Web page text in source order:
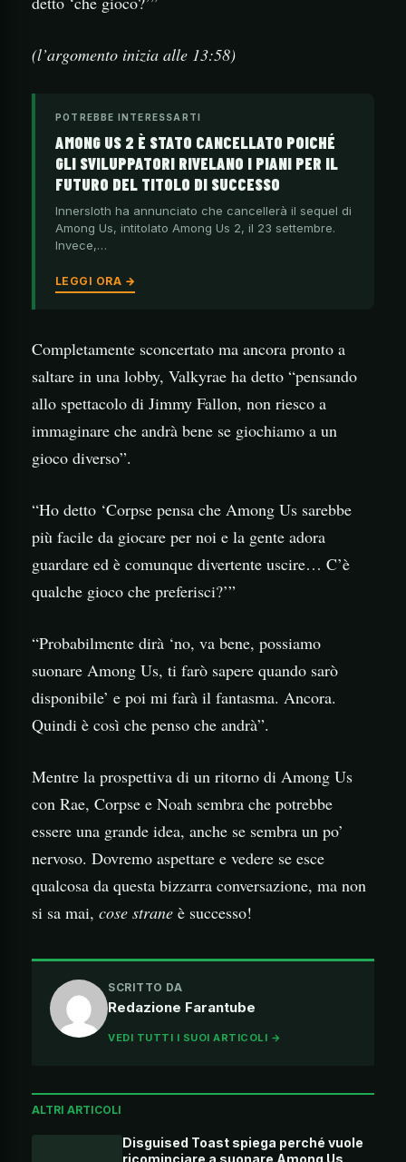
(l’argomento inizia alle 13:58)
POTREBBE INTERESSARTI
AMONG US 2 È STATO CANCELLATO POICHÉ
GLI SVILUPPATORI RIVELANO I PIANI PER IL
FUTURO DEL TITOLO DI SUCCESSO
Innersloth ha annunciato che cancellerà il sequel di
Among Us, intitolato Among Us 2, il 23 settembre.
Invece,…
LEGGI ORA →
Completamente sconcertato ma ancora pronto a
saltare in una lobby, Valkyrae ha detto “pensando
allo spettacolo di Jimmy Fallon, non riesco a
immaginare che andrà bene se giochiamo a un
gioco diverso”.
“Ho detto ‘Corpse pensa che Among Us sarebbe
più facile da giocare per noi e la gente adora
guardare ed è comunque divertente uscire… C’è
qualche gioco che preferisci?’”
“Probabilmente dirà ‘no, va bene, possiamo
suonare Among Us, ti farò sapere quando sarò
disponibile’ e poi mi farà il fantasma. Ancora.
Quindi è così che penso che andrà”.
Mentre la prospettiva di un ritorno di Among Us
con Rae, Corpse e Noah sembra che potrebbe
essere una grande idea, anche se sembra un po’
nervoso. Dovremo aspettare e vedere se esce
qualcosa da questa bizzarra conversazione, ma non
si sa mai, cose strane è successo!
SCRITTO DA
Redazione Farantube
VEDI TUTTI I SUOI ARTICOLI →
ALTRI ARTICOLI
Disguised Toast spiega perché vuole